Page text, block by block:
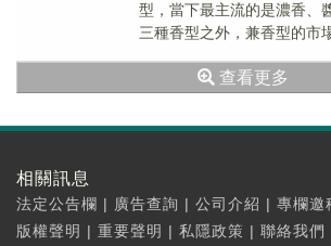
型，當下最主流的是濃香、
三種香型之外，兼香型的市
兼香型的門...查看更多
相關訊息
法定公告欄 | 廣告查詢 | 公司介紹 | 專欄邀
版權聲明 | 重要聲明 | 私隱政策 | 聯絡我們